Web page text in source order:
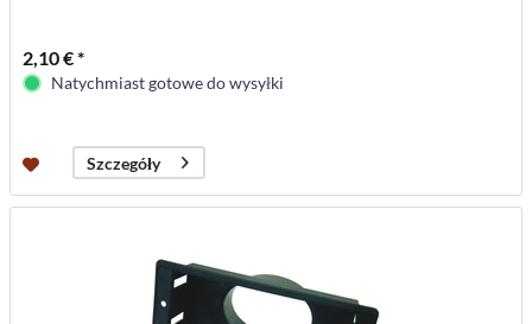
2,10 € *
Natychmiast gotowe do wysyłki
Szczegóły